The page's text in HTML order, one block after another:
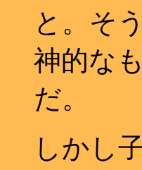
と。そ
神的な
だ。
しかし